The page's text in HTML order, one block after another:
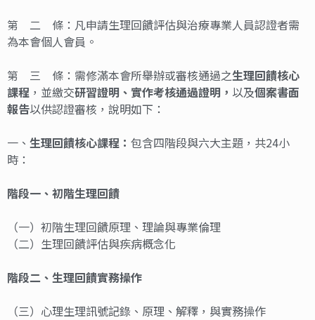
第 二 條：凡申請生理回饋評估與治療專業人員認證者需
為本會個人會員。
第 三 條：需修滿本會所舉辦或審核通過之生理回饋核心
課程 ，並繳交研習證明、實作考核通過證明 ， 以及個案書面
報告以供認證審核，說明如下：
一、 生理回饋核心課程： 包含四階段與六大主題，共24小
時：
階段一、 初階生理回饋
（一）初階生理回饋原理、理論與專業倫理
（二）生理回饋評估與疾病概念化
階段二、生理回饋實務操作
（三）心理生理訊號記錄、原理、解釋，與實務操作